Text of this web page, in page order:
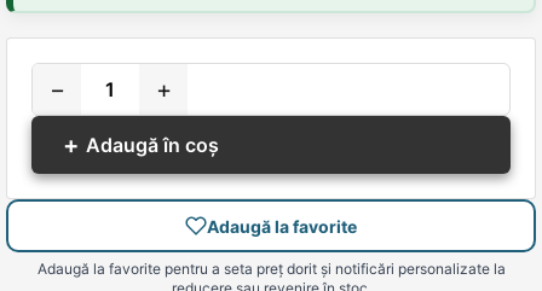
−
+
+ Adaugă în coș
Adaugă la favorite
Adaugă la favorite pentru a seta preț dorit și notificări personalizate la